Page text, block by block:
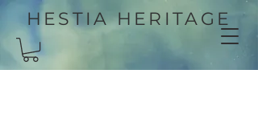
HESTIA HERITAGE